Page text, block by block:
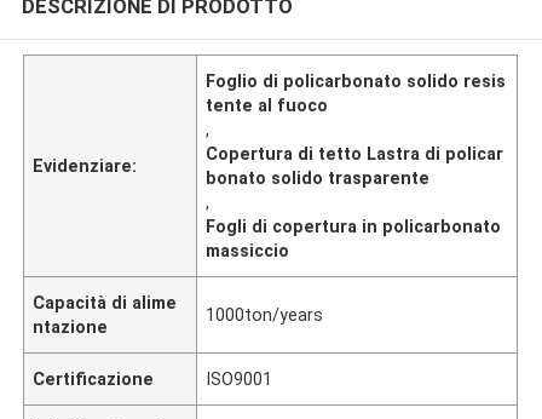
DESCRIZIONE DI PRODOTTO
Evidenziare:
Foglio di policarbonato solido resis
tente al fuoco
,
Copertura di tetto Lastra di policar
bonato solido trasparente
,
Fogli di copertura in policarbonato
massiccio
Capacità di alime
ntazione
1000ton/years
Certificazione ISO9001